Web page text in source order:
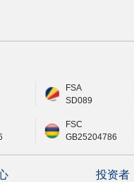
FSA
SD089
FSC
GB25204786
投资者